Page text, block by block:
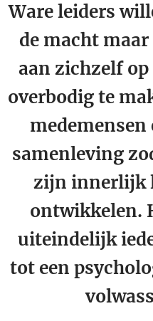
Ware leiders
de macht
aan zichzelf
overbodig te
samenleving
zijn innerlijk
ontwikkelen.
uiteindelijk
tot een